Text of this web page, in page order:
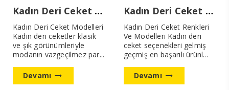
Kadın Deri Ceket Modelleri Yeni Sezon
Kadın Deri Ceket Modelleri
Kadın deri ceketler klasik
ve şık görünümleriyle
modanın vazgeçilmez par...
Devamı
Kadın Deri Ceket Renkleri Ve Modelleri
Kadın Deri Ceket Renkleri
Ve Modelleri Kadın deri
ceket seçenekleri gelmiş
geçmiş en başarılı ürünl...
Devamı